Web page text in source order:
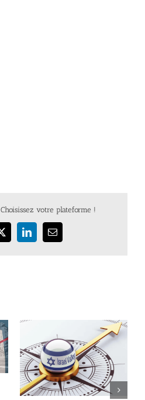
votre plateforme !
X LinkedInEmail